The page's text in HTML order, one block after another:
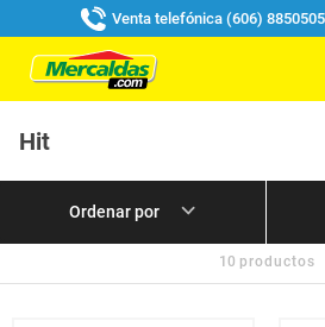
Venta telefónica (606) 8850505
Hit
10 productos